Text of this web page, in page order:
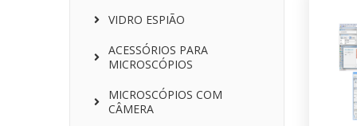
VIDRO ESPIÃO
ACESSÓRIOS PARA
MICROSCÓPIOS
MICROSCÓPIOS COM
CÂMERA